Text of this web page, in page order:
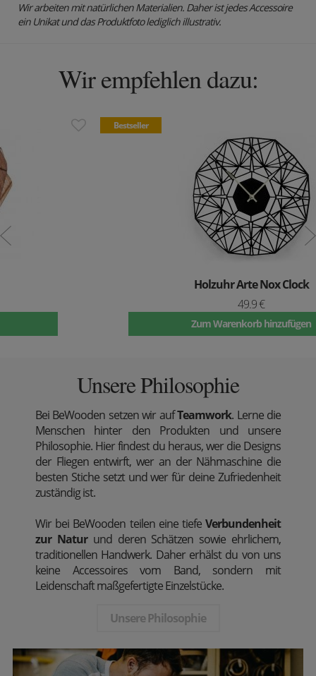
Wir arbeiten mit natürlichen Materialien. Daher ist jedes Accessoire
ein Unikat und das Produktfoto lediglich illustrativ.
Wir empfehlen dazu:
Holzuhr Arte Nox Clock
Zum Warenkorb hinzufügen
Unsere Philosophie
Bei BeWooden setzen wir aufTeamwork. Lerne die
Menschen hinter den Produkten und unsere
Philosophie. Hier findest du heraus, wer die Designs
der Fliegen entwirft, wer an der Nähmaschine die
besten Stiche setzt und wer für deine Zufriedenheit
zuständig ist.
Wir bei BeWooden teilen eine tiefe Verbundenheit
zur Naturund deren Schätzen sowie ehrlichem,
traditionellen Handwerk. Daher erhälst du von uns
keine Accessoires vom Band, sondern mit
Leidenschaft maßgefertigte Einzelstücke.
Unsere Philosophie